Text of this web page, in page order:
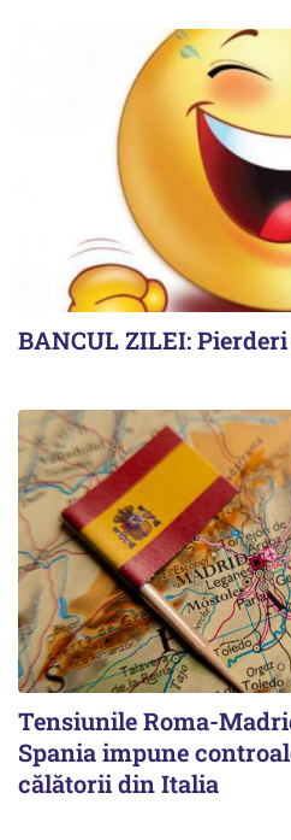
BANCUL ZILEI:
Tensiunile Roma-
Spania impune
călătorii din Italia